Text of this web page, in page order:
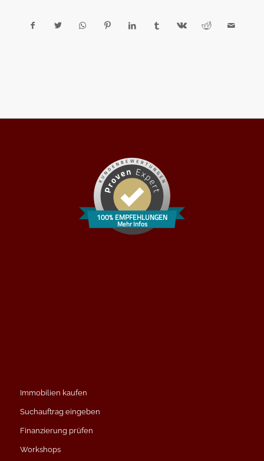
100% EMPFEHLUNGEN
Mehr Infos
Immobilien kaufen
Suchauftrag eingeben
Finanzierung prüfen
Workshops